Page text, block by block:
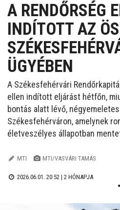
A RENDŐRSÉG
INDÍTOTT AZ
ÜGYÉBEN
A Székesfehérvári
ellen indított eljárást hétfőn,
bontás alatt lévő,
Székesfehérváron, amelynek
életveszélyes állapotban
MTI MTI/VASVÁRI TAMÁS
2026.06.01. 20:52 | 2 HÓNAPJA